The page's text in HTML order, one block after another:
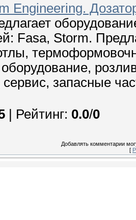
Engineering.
Fasa, Storm.
оборудование,
сервис, запасные
| Рейтинг: 0.0/0
Добавлять комментарии
[